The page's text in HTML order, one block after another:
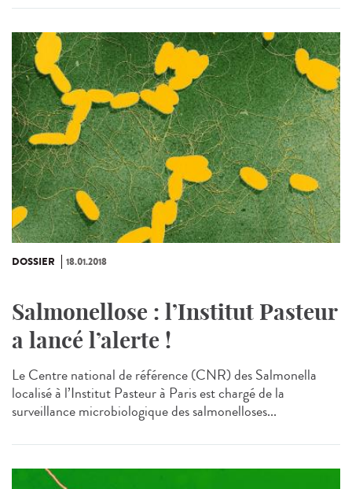
DOSSIER 18.01.2018
Salmonellose : l’Institut Pasteur
a lancé l’alerte !
Le Centre national de référence (CNR) des Salmonella
localisé à l’Institut Pasteur à Paris est chargé de la
surveillance microbiologique des salmonelloses...